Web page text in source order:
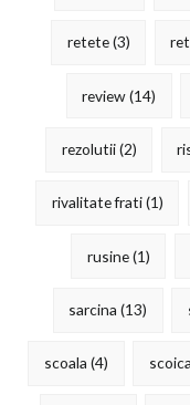
retete(3)
review(14)
rezolutii(2)
rivalitate frati(1)
rusine(1)
sarcina (13)
scoala (4) scoica